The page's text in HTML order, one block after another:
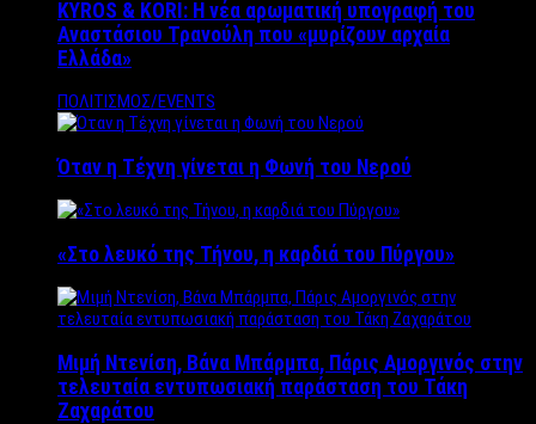
KYROS & KORI: Η νέα αρωματική υπογραφή του
Αναστάσιου Τρανούλη που «μυρίζουν αρχαία
Ελλάδα»
ΠΟΛΙΤΙΣΜΟΣ/EVENTS
Όταν η Τέχνη γίνεται η Φωνή του Νερού
«Στο λευκό της Τήνου, η καρδιά του Πύργου»
Μιμή Ντενίση, Βάνα Μπάρμπα, Πάρις Αμοργινός στην
τελευταία εντυπωσιακή παράσταση του Τάκη
Ζαχαράτου